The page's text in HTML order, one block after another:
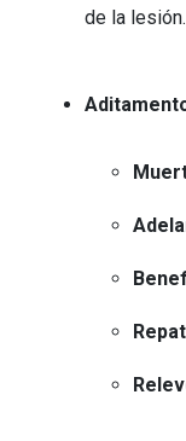
de la lesión.